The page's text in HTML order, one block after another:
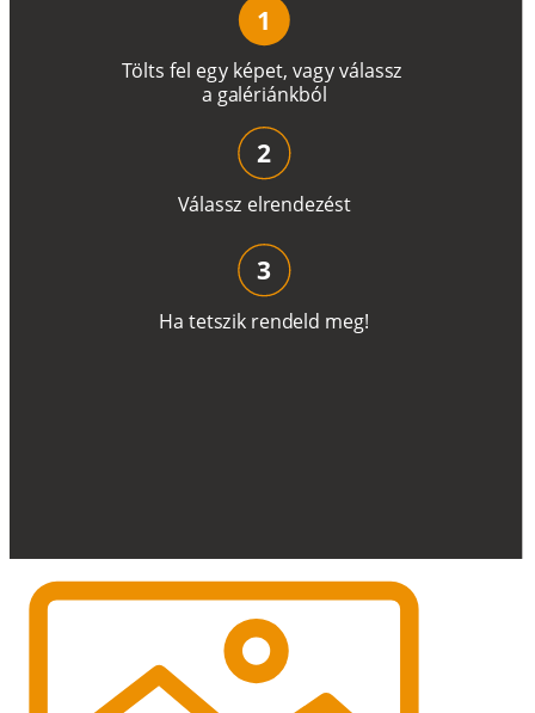
Tölts fel egy képet, vagyválassz
a galériánkból
1
Válassz elrendezést
2
Ha tetszik rendeld meg!
3